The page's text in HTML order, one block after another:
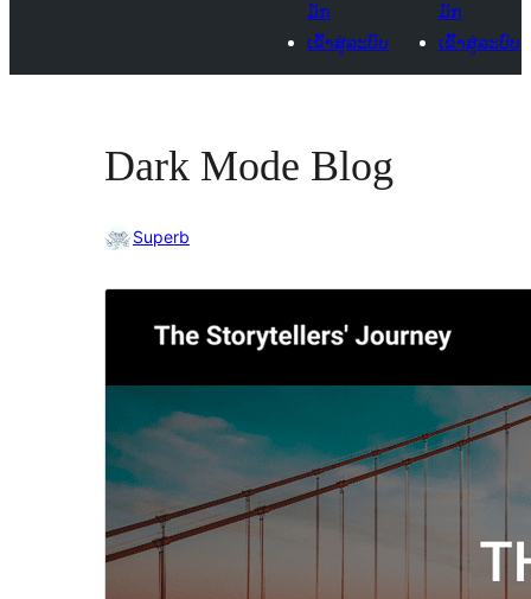
ມັກ
ເຂົ້າສູ່ລະບົບ
ມັກ
ເຂົ້າສູ່ລະບົບ
Dark Mode Blog
Superb